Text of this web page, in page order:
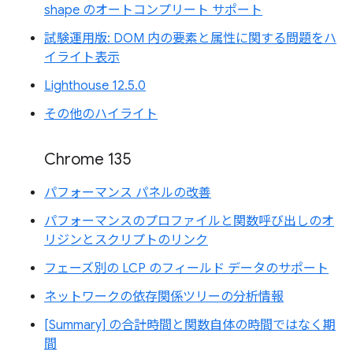
shape のオートコンプリート サポート
試験運用版: DOM 内の要素と属性に関する問題をハ
イライト表示
Lighthouse 12.5.0
その他のハイライト
Chrome 135
パフォーマンス パネルの改善
パフォーマンスのプロファイルと関数呼び出しのオ
リジンとスクリプトのリンク
フェーズ別の LCP のフィールド データのサポート
ネットワークの依存関係ツリーの分析情報
[Summary] の合計時間と関数自体の時間ではなく期
間